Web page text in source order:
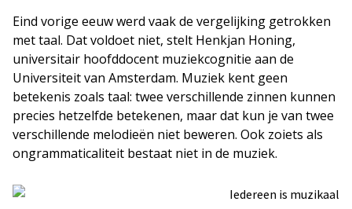
Eind vorige eeuw werd vaak de vergelijking getrokken
met taal. Dat voldoet niet, stelt Henkjan Honing,
universitair hoofddocent muziekcognitie aan de
Universiteit van Amsterdam. Muziek kent geen
betekenis zoals taal: twee verschillende zinnen kunnen
precies hetzelfde betekenen, maar dat kun je van twee
verschillende melodieën niet beweren. Ook zoiets als
ongrammaticaliteit bestaat niet in de muziek.